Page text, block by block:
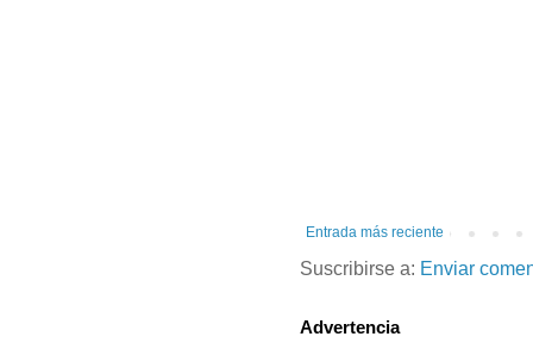
Entrada más reciente
Suscribirse a: Enviar
Advertencia